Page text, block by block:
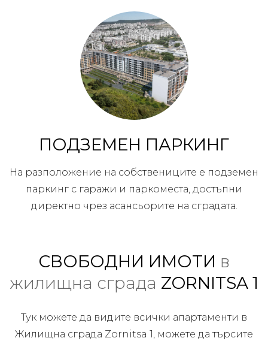
ПОДЗЕМЕН ПАРКИНГ
На разположение на собствениците е подземен
паркинг с гаражи и паркоместа, достъпни
директно чрез асансьорите на сградата.
СВОБОДНИ ИМОТИ в
жилищна сграда ZORNITSA 1
Тук можете да видите всички апартаменти в
Жилищна сграда Zornitsa 1, можете да търсите